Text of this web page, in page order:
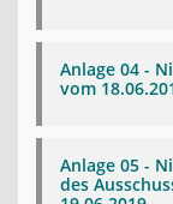
Anlage 04 -
vom
Anlage 05 -
des